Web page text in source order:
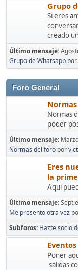
Grupo
Si eres
creado
Último mensaje:
Grupo de Whatsapp por
Foro General
Normas
poder
Último mensaje:
Normas del foro por
Eres
la
Aqui
Último mensaje:
Me presento otra vez
Subforos Hazte socio
Eventos
Poner
salidas